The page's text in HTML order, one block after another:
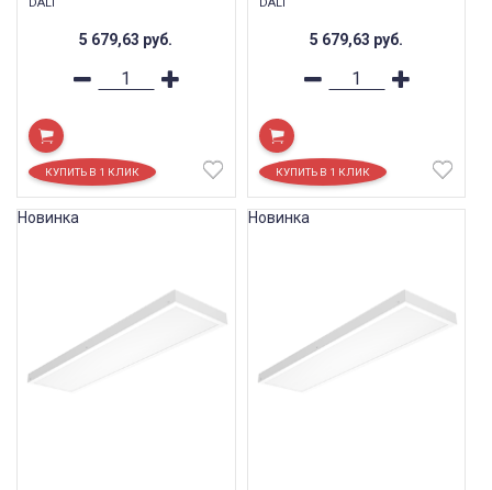
5 679,63 руб. 5 679,63 руб.
Новинка Новинка